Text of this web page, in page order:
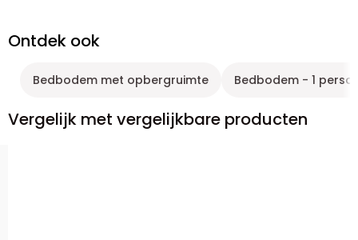
Ontdek ook
Bedbodem met opbergruimte Bedbodem - 1
Vergelijk met vergelijkbare producten